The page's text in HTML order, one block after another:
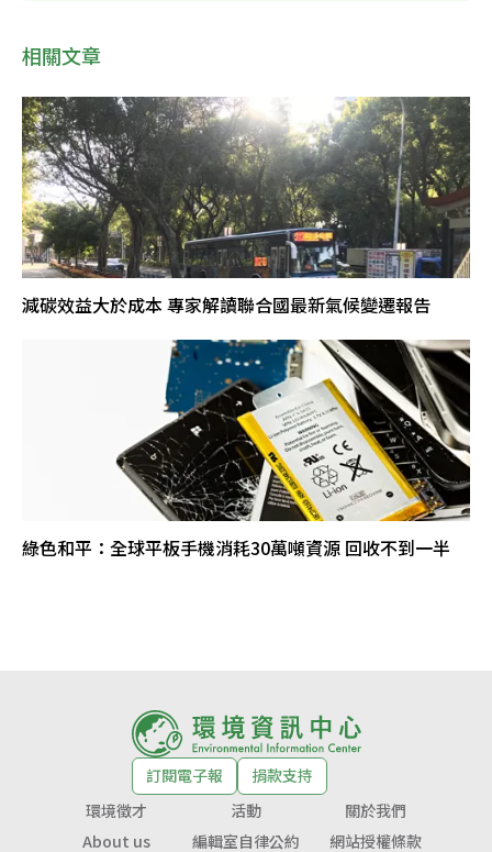
相關文章
減碳效益大於成本 專家解讀聯合國最新氣候變遷報告
綠色和平：全球平板手機消耗30萬噸資源 回收不到一半
訂閱電子報
捐款支持
環境徵才
活動
關於我們
About us
編輯室自律公約 網站授權條款